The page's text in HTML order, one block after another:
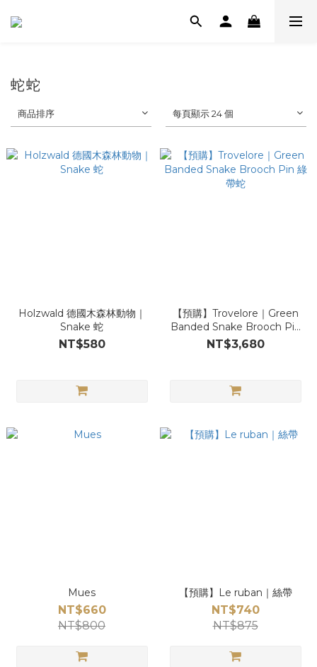
蛇蛇
商品排序 每頁顯示 24 個
Holzwald 德國木森林動物｜
Snake 蛇
NT$580
【預購】Trovelore｜Green
Banded Snake Brooch Pin
綠帶蛇
NT$3,680
Mues
NT$660
NT$800
【預購】Le ruban｜絲帶
NT$740
NT$875